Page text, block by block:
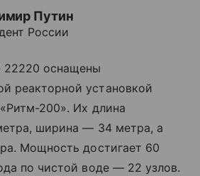
Путин
России
22220 оснащены
реакторной установкой
200». Их длина
ширина — 34 метра, а
Мощность достигает 60
по чистой воде — 22 узлов.